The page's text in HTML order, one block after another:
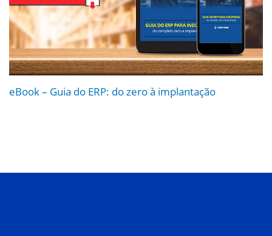
eBook – Guia do ERP: do zero à implantação